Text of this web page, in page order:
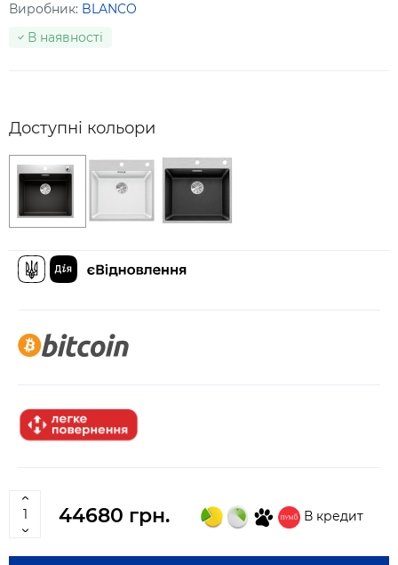
Виробник: BLANCO
В наявності
Доступні кольори
44680 грн. В кредит